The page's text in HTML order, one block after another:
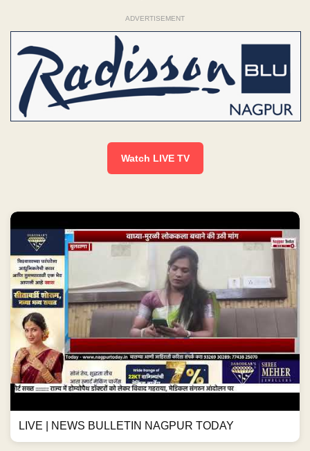
ADVERTISEMENT
Watch LIVE TV
LIVE | NEWS BULLETIN NAGPUR TODAY